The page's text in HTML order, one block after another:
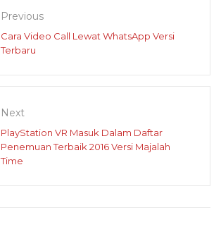
Previous
Cara Video Call Lewat WhatsApp Versi
Terbaru
Next
PlayStation VR Masuk Dalam Daftar
Penemuan Terbaik 2016 Versi Majalah
Time